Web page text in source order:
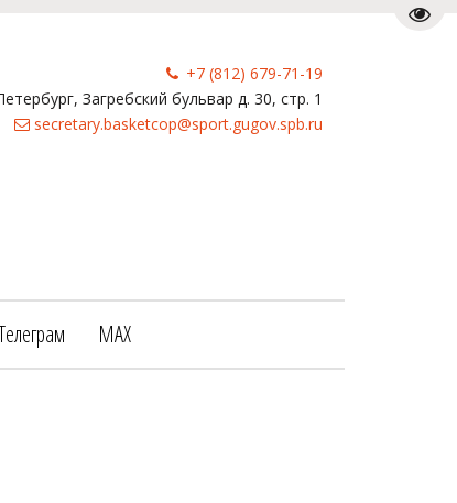
+7 (812) 679-71-19
, Загребский бульвар д. 30, стр. 1
secretary.basketcop@sport.gugov.spb.ru
МАХ